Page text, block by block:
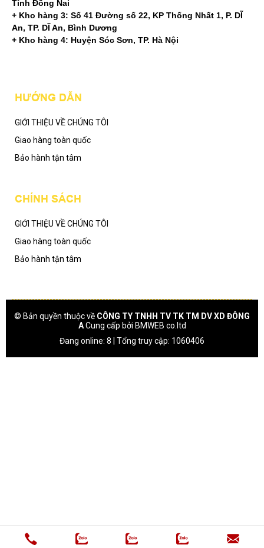
Tỉnh Đồng Nai
+ Kho hàng 3: Số 41 Đường số 22, KP Thống Nhất 1, P. DĨ
An, TP. DĨ An, Bình Dương
+ Kho hàng 4: Huyện Sóc Sơn, TP. Hà Nội
HƯỚNG DẪN
GIỚI THIỆU VỀ CHÚNG TÔI
Giao hàng toàn quốc
Bảo hành tận tâm
CHÍNH SÁCH
GIỚI THIỆU VỀ CHÚNG TÔI
Giao hàng toàn quốc
Bảo hành tận tâm
© Bản quyền thuộc về CÔNG TY TNHH TV TK TM DV XD ĐÔNG
ACung cấp bởi BMWEB co.ltd
Đang online: 8 | Tổng truy cập: 1060406